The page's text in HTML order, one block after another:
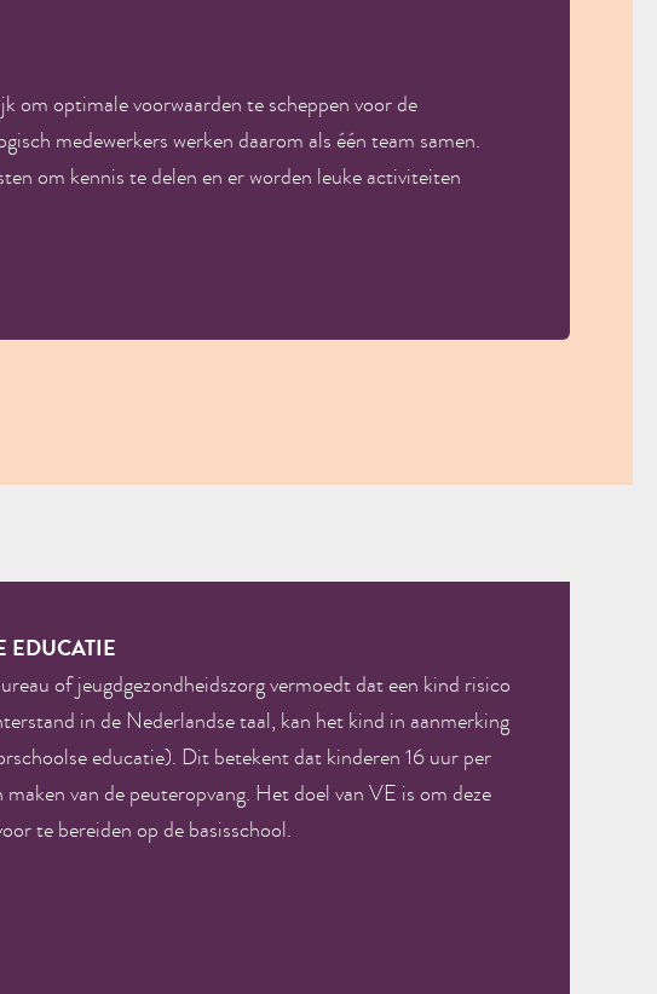
om optimale voorwaarden te scheppen voor de
medewerkers werken daarom als één team samen.
om kennis te delen en er worden leuke activiteiten
EDUCATIE
of jeugdgezondheidszorg vermoedt dat een kind risico
in de Nederlandse taal, kan het kind in aanmerking
educatie). Dit betekent dat kinderen 16 uur per
maken van de peuteropvang. Het doel van VE is om deze
te bereiden op de basisschool.